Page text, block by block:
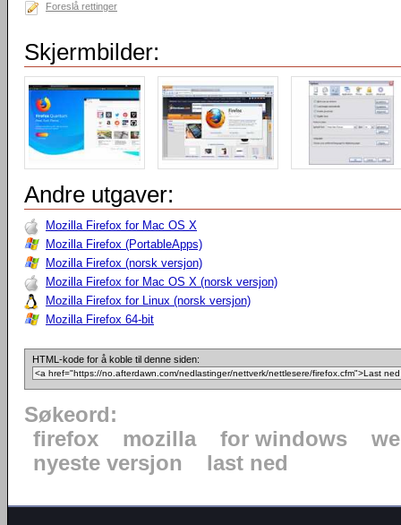
Foreslå rettinger
Skjermbilder:
Andre utgaver:
Mozilla Firefox for Mac OS X
Mozilla Firefox (PortableApps)
Mozilla Firefox (norsk versjon)
Mozilla Firefox for Mac OS X (norsk versjon)
Mozilla Firefox for Linux (norsk versjon)
Mozilla Firefox 64-bit
HTML-kode for å koble til denne siden:
Søkeord:
firefox
mozilla for windows
nyeste versjon
last ned